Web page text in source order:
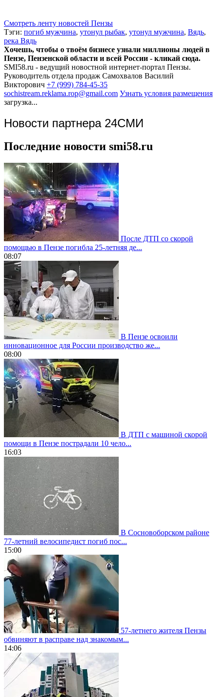
Смотреть ленту новостей Пензы
Тэги: погиб мужчина, утонул рыбак, утонул мужчина, Вядь,
река Вядь
Хочешь, чтобы о твоём бизнесе узнали миллионы людей в
Пензе, Пензенской области и всей России - кликай сюда.
SMI58.ru - ведущий новостной интернет-портал Пензы.
Руководитель отдела продаж Самохвалов Василий
Викторович +7 (999) 784-45-35
sochistream.reklama.rop@gmail.com Узнать условия размещения
загрузка...
Новости партнера 24СМИ
Последние новости smi58.ru
После ДТП со скорой
помощью в Пензе погибла 25-летняя де...
08:07
В Пензе освоили
инновационное для России производство же...
08:00
В ДТП с машиной скорой
помощи в Пензе пострадали 10 чело...
16:03
В Сосновоборском районе
77-летний велосипедист погиб пос...
15:00
57-летнего жителя Пензы
обвиняют в расправе над знакомым...
14:06